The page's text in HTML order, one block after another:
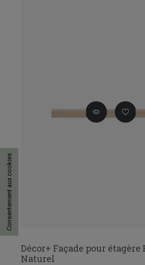
Décor+ Façade pour étagère
Naturel
Consentement aux cookies